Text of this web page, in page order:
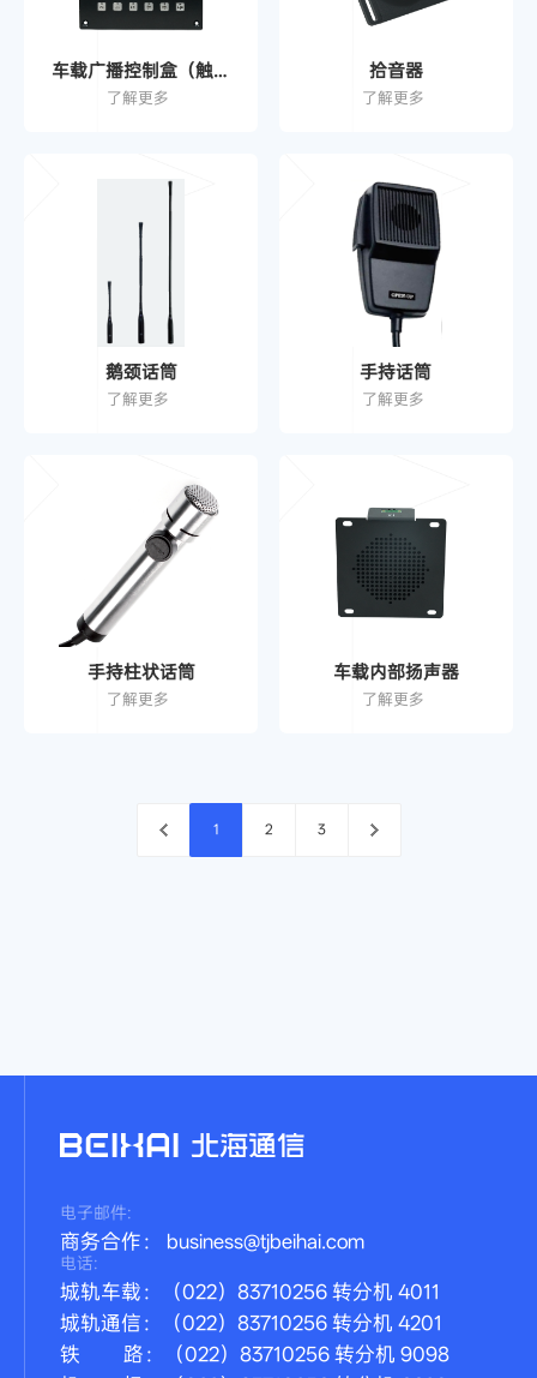
车载广播控制盒（触摸
屏&按键）
了解更多
拾音器
了解更多
鹅颈话筒
了解更多
手持话筒
了解更多
手持柱状话筒
了解更多
车载内部扬声器
了解更多
1 2 3
电子邮件:
商务合作： business@tjbeihai.com
电话:
城轨车载：（022）83710256 转分机 4011
城轨通信：（022）83710256 转分机 4201
铁 路：（022）83710256 转分机 9098